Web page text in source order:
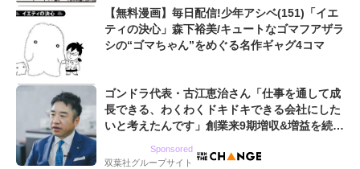
【無料漫画】毎日配信!少年アシベ(151)「イエ
ティの決心」森下裕美/キュートなゴマフアザラ
シの“ゴマちゃん”をめぐる名作ギャグ4コマ
ゴンドラ代表・古江恵治さん「仕事を通して成
長できる、わくわくドキドキできる会社にした
いと考えたんです」創業来9期増収&増益を続け
Sponsored
双葉社グループサイト